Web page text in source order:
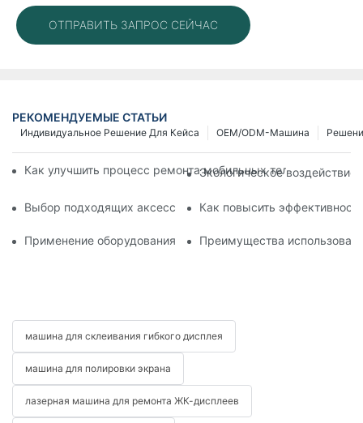
ОТПРАВИТЬ ЗАПРОС СЕЙЧАС
РЕКОМЕНДУЕМЫЕ СТАТЬИ
OEM/ODM-Машина
Индивидуальное Решение Для Кейса
Как улучшить процесс ремонта мобильных телефонов с
Экологическое
Выбор подходящих аксессуаров для вашего устройства
Как повысить
Применение оборудования для ремонта телефонов при
Преимущества
машина для склеивания гибкого дисплея
машина для полировки экрана
лазерная машина для ремонта ЖК-дисплеев